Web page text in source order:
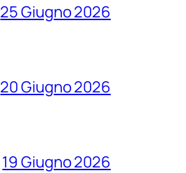
25 Giugno 2026
20 Giugno 2026
19 Giugno 2026